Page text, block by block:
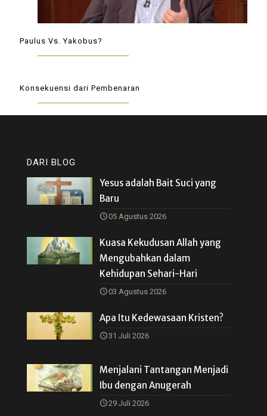
Paulus Vs. Yakobus?
Konsekuensi dari Pembenaran
DARI BLOG
Yesus adalah Bait Suci yang
Baru
05 Agustus 2026
Kuasa Kekudusan Allah yang
Mengubahkan dalam
Kehidupan Sehari-Hari
03 Agustus 2026
Apa Itu Kedewasaan Kristen?
31 Juli 2026
Menjalani Tantangan Menjadi
Ibu dengan Anugerah
29 Juli 2026